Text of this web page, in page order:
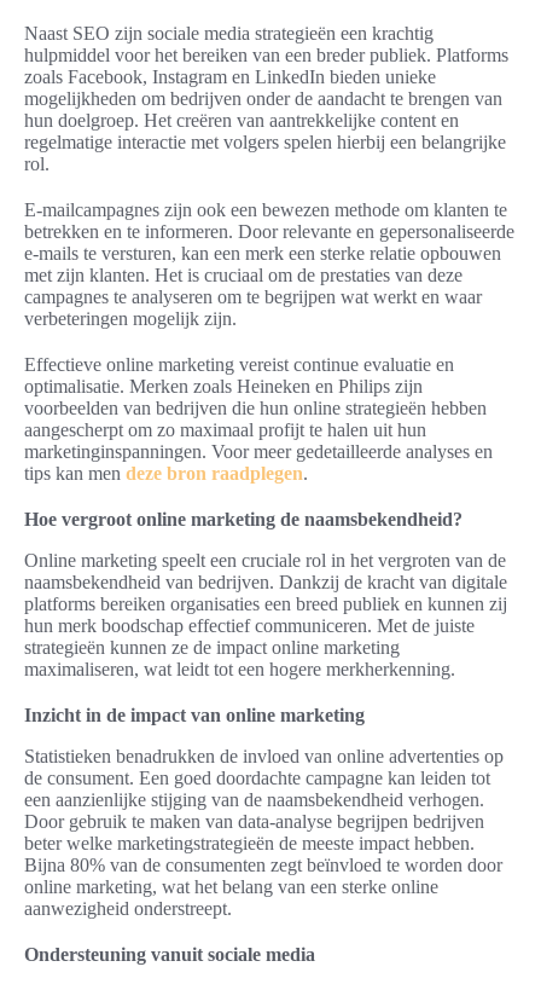
Naast SEO zijn sociale media strategieën een krachtig
hulpmiddel voor het bereiken van een breder publiek. Platforms
zoals Facebook, Instagram en LinkedIn bieden unieke
mogelijkheden om bedrijven onder de aandacht te brengen van
hun doelgroep. Het creëren van aantrekkelijke content en
regelmatige interactie met volgers spelen hierbij een belangrijke
rol.
E-mailcampagnes zijn ook een bewezen methode om klanten te
betrekken en te informeren. Door relevante en gepersonaliseerde
e-mails te versturen, kan een merk een sterke relatie opbouwen
met zijn klanten. Het is cruciaal om de prestaties van deze
campagnes te analyseren om te begrijpen wat werkt en waar
verbeteringen mogelijk zijn.
Effectieve online marketing vereist continue evaluatie en
optimalisatie. Merken zoals Heineken en Philips zijn
voorbeelden van bedrijven die hun online strategieën hebben
aangescherpt om zo maximaal profijt te halen uit hun
marketinginspanningen. Voor meer gedetailleerde analyses en
tips kan men deze bron raadplegen.
Hoe vergroot online marketing de naamsbekendheid?
Online marketing speelt een cruciale rol in het vergroten van de
naamsbekendheid van bedrijven. Dankzij de kracht van digitale
platforms bereiken organisaties een breed publiek en kunnen zij
hun merk boodschap effectief communiceren. Met de juiste
strategieën kunnen ze de impact online marketing
maximaliseren, wat leidt tot een hogere merkherkenning.
Inzicht in de impact van online marketing
Statistieken benadrukken de invloed van online advertenties op
de consument. Een goed doordachte campagne kan leiden tot
een aanzienlijke stijging van de naamsbekendheid verhogen.
Door gebruik te maken van data-analyse begrijpen bedrijven
beter welke marketingstrategieën de meeste impact hebben.
Bijna 80% van de consumenten zegt beïnvloed te worden door
online marketing, wat het belang van een sterke online
aanwezigheid onderstreept.
Ondersteuning vanuit sociale media